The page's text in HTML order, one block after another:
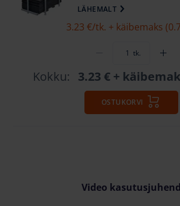
LÄHEMALT
3.23 €/tk. + käibemaks
tk.
Kokku: 3.23 € +
OSTUKORVI
Video kasutusjuhend